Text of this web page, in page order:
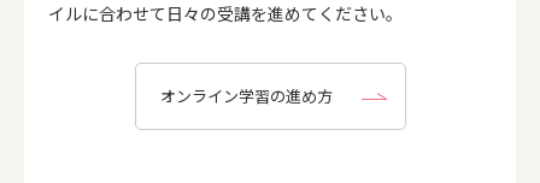
イルに合わせて日々の受講を進めてください。
オンライン学習の進め方